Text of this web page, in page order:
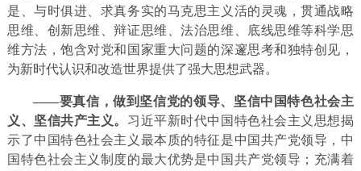
是、与时俱进、求真务实的马克思主义活的灵魂，贯通战略
思维、创新思维、辩证思维、法治思维、底线思维等科学思
维方法，饱含对党和国家重大问题的深邃思考和独特创见，
为新时代认识和改造世界提供了强大思想武器。
——要真信，做到坚信党的领导、坚信中国特色社会主
义、坚信共产主义。 习近平新时代中国特色社会主义思想揭
示了中国特色社会主义最本质的特征是中国共产党领导，中
国特色社会主义制度的最大优势是中国共产党领导；充满着